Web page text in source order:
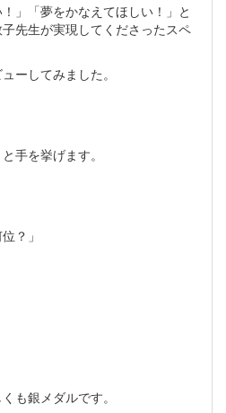
」「夢をかなえてほしい！」と
先生が実現してくださったスペ
ーしてみました。
手を挙げます。
？」
も銀メダルです。